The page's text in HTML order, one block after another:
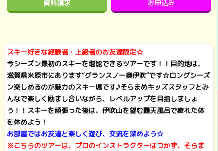
資料請求 お申込み
スキー好きな経験者・上級者のお友達限定☆
今シーズン最初のスキーを堪能できるツアーです！！目的地は、
滋賀県米原市にあります“グランスノー奥伊吹”です☆ロングシーズ
ン楽しめるのが魅力のスキー場です♪そらまめキッズスタッフとみ
んなで楽しく励まし合いながら、レベルアップを目指しましょ
う！！スキーを頑張った後は、伊吹山を望む露天風呂で疲れた体
を休めよう！
お部屋ではお友達と楽しく遊び、交流を深めよう☆
※こちらのツアーは、プロのインストラクターはつかず、そらま